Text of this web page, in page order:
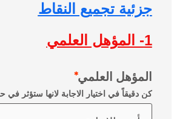
جزئية تجميع النقاط
1- المؤهل العلمي
المؤهل العلمي
كن دقيقاً في اختيار الاجابة لانها ستؤثر في